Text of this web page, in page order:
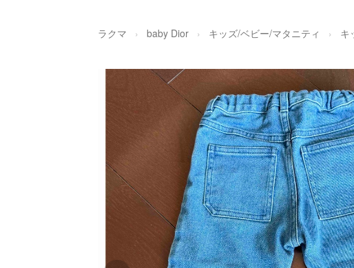
ラクマ baby Dior キッズ/ベビー/マタニティ キ